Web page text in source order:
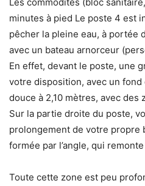
minutes à pied Le poste 4 est
pêcher la pleine eau, à portée
avec un bateau arnorceur
En effet, devant le poste, une
votre disposition, avec un
douce à 2,10 mètres, avec des
Sur la partie droite du poste,
prolongement de votre propre
formée par l’angle, qui
Toute cette zone est peu